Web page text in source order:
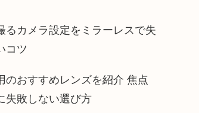
るカメラ設定をミラーレスで失
コツ
のおすすめレンズを紹介 焦点
失敗しない選び方